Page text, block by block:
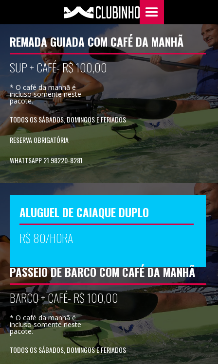
REMADA GUIADA COM CAFÉ DA MANHÃ
SUP + CAFÉ- R$ 100,00
* O café da manhã é
incluso somente neste
pacote.
TODOS OS SÁBADOS, DOMINGOS E FERIADOS
RESERVA OBRIGATÓRIA
WHATTSAPP21 98220-8281
ALUGUEL DE CAIAQUE DUPLO
R$ 80/HORA
PASSEIO DE BARCO COM CAFÉ DA MANHÃ
BARCO + CAFÉ- R$ 100,00
* O café da manhã é
incluso somente neste
pacote.
TODOS OS SÁBADOS, DOMINGOS E FERIADOS